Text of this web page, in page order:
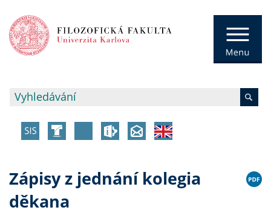
Zápisy z jednání kolegia
děkana